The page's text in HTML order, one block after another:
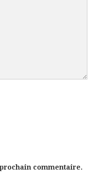
commentaire.